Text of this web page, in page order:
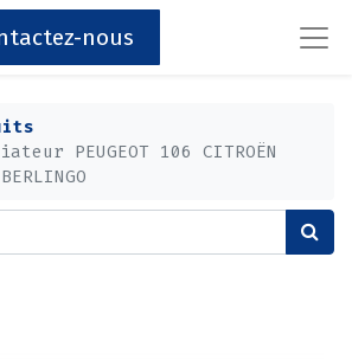
nous
PEUGEOT 106 CITROËN